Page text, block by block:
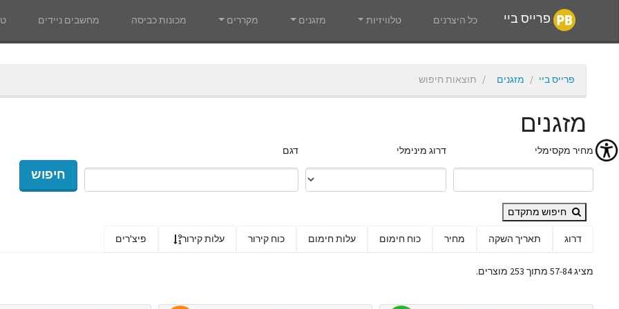
פרייס ביי כל היצרנים טלוויזיות מזגנים מקררים מכונות כביסה מחשבים ניידים
פרייס ביי מזגנים תוצאות חיפוש
מזגנים
מחיר מקסימלי דרוג מינימלי דגם
חיפוש
חיפוש מתקדם
דרוג תאריך השקה מחיר כוח חימום עלות חימום כוח קירור עלות קירור פיצ'רים
מציג 57-84 מתוך 253 מוצרים.